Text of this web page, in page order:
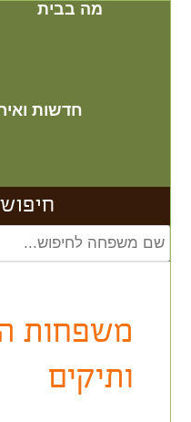
מה בבית
חדשות
משפחות
ותיקים